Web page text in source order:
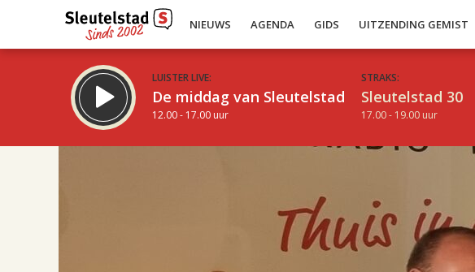
NIEUWS AGENDA GIDS UITZENDING GEMIST
LUISTER LIVE:
De middag van Sleutelstad
12.00 - 17.00 uur
STRAKS:
Sleutelstad 30
17.00 - 19.00 uur